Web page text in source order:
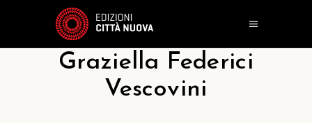
Graziella Federici
Vescovini